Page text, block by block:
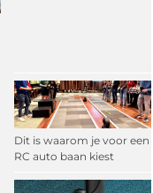
Dit is waarom je voor een
RC auto baan kiest